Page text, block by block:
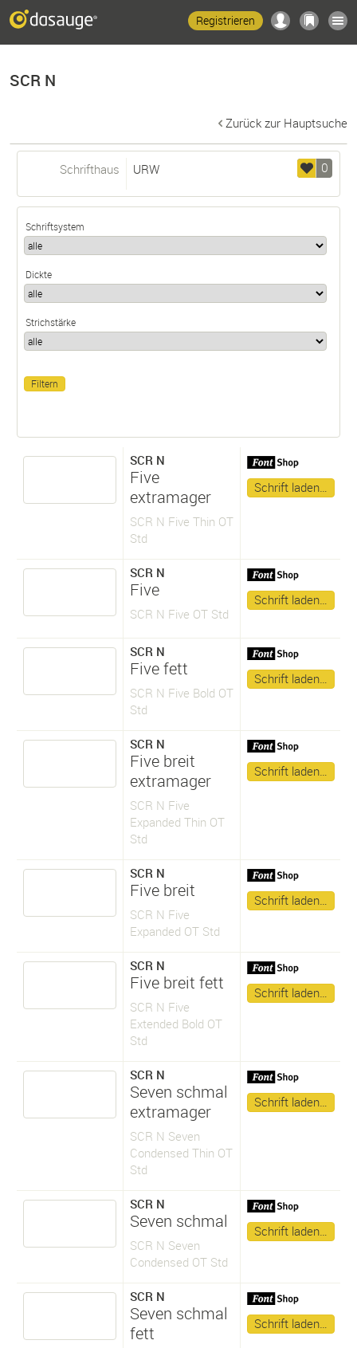
Registrieren
SCR N
Zurück zur Hauptsuche
0
Schrifthaus URW
Schriftsystem
Dickte
Strichstärke
SCR N
Five
extramager
SCR N Five Thin OT
Std
Schrift laden…
SCR N
Five
SCR N Five OT Std
Schrift laden…
SCR N
Five fett
SCR N Five Bold OT
Std
Schrift laden…
SCR N
Five breit
extramager
SCR N Five
Expanded Thin OT
Std
Schrift laden…
SCR N
Five breit
SCR N Five
Expanded OT Std
Schrift laden…
SCR N
Five breit fett
SCR N Five
Extended Bold OT
Std
Schrift laden…
SCR N
Seven schmal
extramager
SCR N Seven
Condensed Thin OT
Std
Schrift laden…
SCR N
Seven schmal
SCR N Seven
Condensed OT Std
Schrift laden…
SCR N
Seven schmal
fett
Schrift laden…